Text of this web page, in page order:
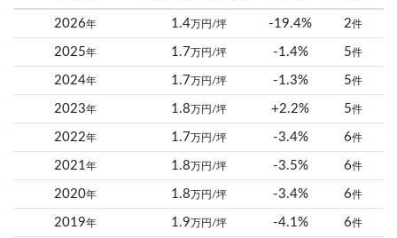
2026年 1.4万円/坪 -19.4% 2件
2025年 1.7 万円/坪 -1.4% 5件
2024年 1.7 万円/坪 -1.3% 5件
2023年 1.8 万円/坪 +2.2% 5件
2022年 1.7 万円/坪 -3.4% 6件
2021年 1.8 万円/坪 -3.5% 6件
2020年 1.8 万円/坪 -3.4% 6件
2019年 1.9 万円/坪 -4.1% 6件